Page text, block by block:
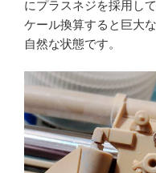
にプラスネジを採用し
ケール換算すると巨大
自然な状態です。